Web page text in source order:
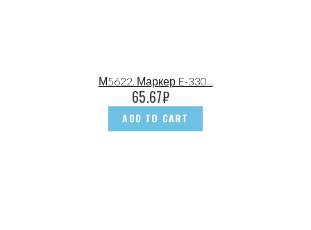
М5622. Маркер E-330...
65.67₽
ADD TO CART